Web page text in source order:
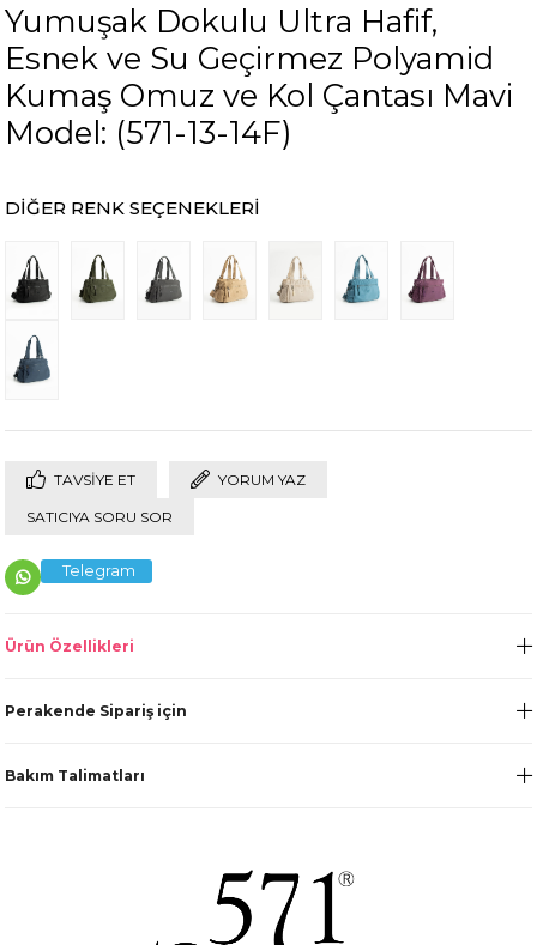
Yumuşak Dokulu Ultra Hafif,
Esnek ve Su Geçirmez Polyamid
Kumaş Omuz ve Kol Çantası Mavi
Model: (571-13-14F)
DIĞER RENK SEÇENEKLERI
TAVSIYE ET YORUM YAZ
SATICIYA SORU SOR
Telegram
Ürün Özellikleri
Perakende Sipariş için
Bakım Talimatları